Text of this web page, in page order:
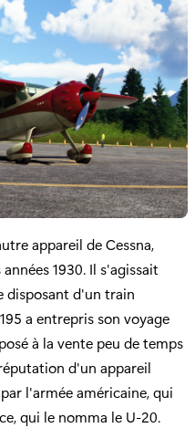
appareil de Cessna,
1930. Il s'agissait
disposant d'un train
a entrepris son voyage
à la vente peu de temps
d'un appareil
l'armée américaine, qui
qui le nomma le U-20.